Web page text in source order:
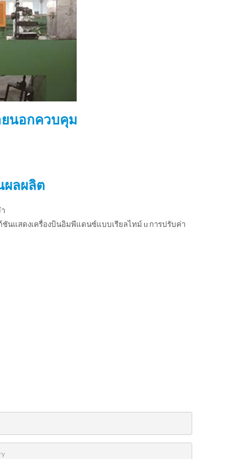
นอกควบคุม
ผลผลิต
แสดงเครื่องบินอิมพีแดนซ์แบบเรียลไทม์ u การปรับค่า